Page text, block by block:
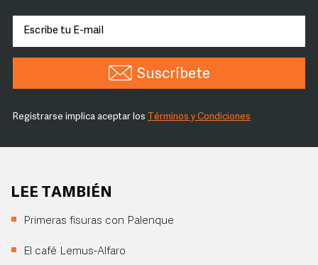
Suscríbete
Registrarse implica aceptar los Términos y Condiciones
LEE TAMBIÉN
Primeras fisuras con Palenque
El café Lemus-Alfaro